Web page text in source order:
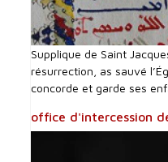
Supplique de Saint
résurrection, as sauvé
concorde et garde ses
office d'intercession